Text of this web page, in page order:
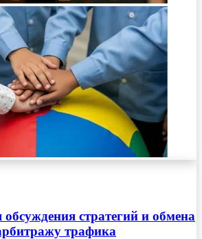
обсуждения стратегий и обмена
трафика